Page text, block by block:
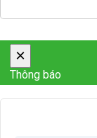
×
Thông báo